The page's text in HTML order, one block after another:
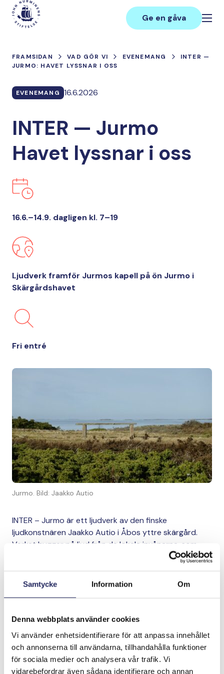
Samtycke Information Om
Denna webbplats använder cookies
Vi använder enhetsidentifierare för att anpassa innehållet
och annonserna till användarna, tillhandahålla funktioner
för sociala medier och analysera vår trafik. Vi
vidarebefordrar även sådana identifierare och annan
Hoppa
innehåll
Main
Ge en gåva
FRAMSIDAN VAD GÖR VI EVENEMANG
INTER —
JURMO: HAVET LYSSNAR I OSS
EVENEMANG 16.6.2026
INTER — Jurmo
Havet lyssnar i oss
16.6.–14.9. dagligen kl. 7–19
Ljudverk framför Jurmos kapell på ön Jurmo i
Skärgårdshavet
Fri entré
Jurmo. Bild: Jaakko Autio
INTER – Jurmo är ett ljudverk av den finske
ljudkonstnären Jaakko Autio i Åbos yttre skärgård.
Verket bygger på ljud från de lokala invånarna, som
spelades in under våren 2026. Verket fokuserar på hur
havet och skärgården lever i människorna – i deras
upplevelser, språk och vardag.
Jurmo börjar arbetet med att lyssna: hur havet,
tal, rytm och sätt att vara. Utgångspunkten för verket
är enkel: Gemenskapen på Jurmo samlas och deras
röster spelas in. Dessa röster återförs till ön som ett